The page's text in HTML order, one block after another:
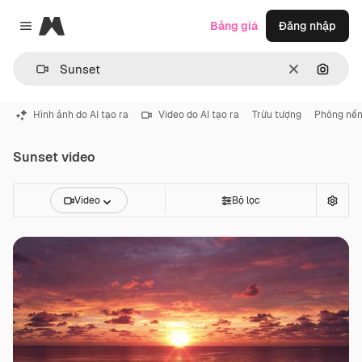
Close menu
Magnific
ThôngTìm
Bảng giá Đăng nhập
Hình ảnh do AI tạo ra Video do AI tạo ra Trừu tượng Phông nền
Sunset video
Video Bộ lọc